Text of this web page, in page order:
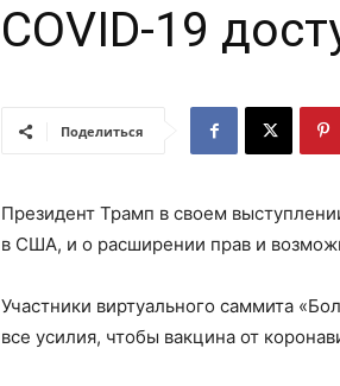
COVID-19
Поделиться
Президент Трамп в своем
в США, и о расширении прав и
Участники виртуального саммита
все усилия, чтобы вакцина от